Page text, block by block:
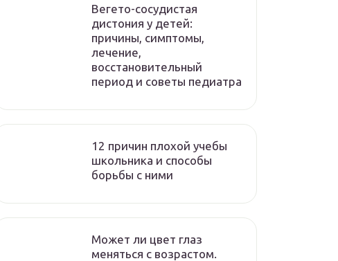
Вегето-сосудистая
дистония у детей:
причины, симптомы,
лечение,
восстановительный
период и советы педиатра
12 причин плохой учебы
школьника и способы
борьбы с ними
Может ли цвет глаз
меняться с возрастом.